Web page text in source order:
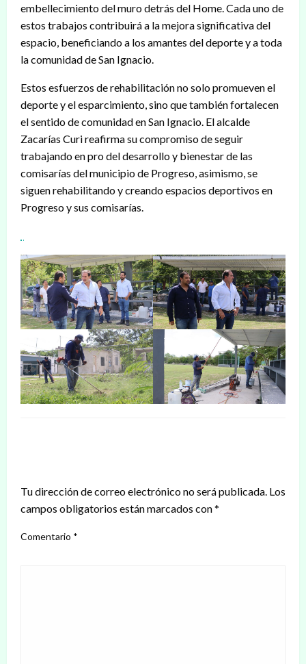
embellecimiento del muro detrás del Home. Cada uno de
estos trabajos contribuirá a la mejora significativa del
espacio, beneficiando a los amantes del deporte y a toda
la comunidad de San Ignacio.
Estos esfuerzos de rehabilitación no solo promueven el
deporte y el esparcimiento, sino que también fortalecen
el sentido de comunidad en San Ignacio. El alcalde
Zacarías Curi reafirma su compromiso de seguir
trabajando en pro del desarrollo y bienestar de las
comisarías del municipio de Progreso, asimismo, se
siguen rehabilitando y creando espacios deportivos en
Progreso y sus comisarías.
Tu dirección de correo electrónico no será publicada. Los
campos obligatorios están marcados con*
Comentario *